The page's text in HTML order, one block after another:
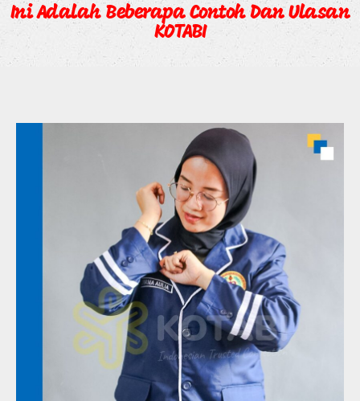
Ini Adalah Beberapa Contoh Dan Ulasan
KOTABI